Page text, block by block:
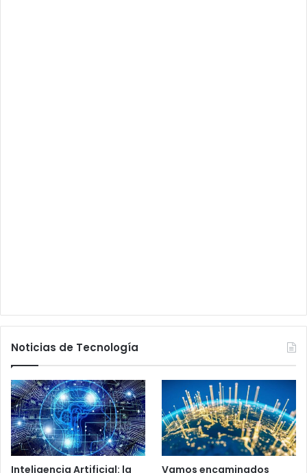
Noticias de Tecnología
Inteligencia Artificial: la
Vamos encaminados